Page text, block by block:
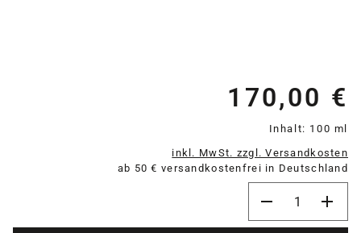
170,00 €
Inhalt: 100 ml
inkl. MwSt. zzgl. Versandkosten
ab 50 € versandkostenfrei in Deutschland